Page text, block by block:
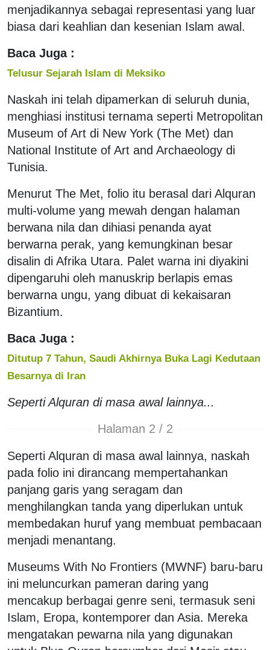
menjadikannya sebagai representasi yang luar
biasa dari keahlian dan kesenian Islam awal.
Baca Juga :
Telusur Sejarah Islam di Meksiko
Naskah ini telah dipamerkan di seluruh dunia,
menghiasi institusi ternama seperti Metropolitan
Museum of Art di New York (The Met) dan
National Institute of Art and Archaeology di
Tunisia.
Menurut The Met, folio itu berasal dari Alquran
multi-volume yang mewah dengan halaman
berwana nila dan dihiasi penanda ayat
berwarna perak, yang kemungkinan besar
disalin di Afrika Utara. Palet warna ini diyakini
dipengaruhi oleh manuskrip berlapis emas
berwarna ungu, yang dibuat di kekaisaran
Bizantium.
Baca Juga :
Ditutup 7 Tahun, Saudi Akhirnya Buka Lagi Kedutaan
Besarnya di Iran
Seperti Alquran di masa awal lainnya...
Halaman 2 / 2
Seperti Alquran di masa awal lainnya, naskah
pada folio ini dirancang mempertahankan
panjang garis yang seragam dan
menghilangkan tanda yang diperlukan untuk
membedakan huruf yang membuat pembacaan
menjadi menantang.
Museums With No Frontiers (MWNF) baru-baru
ini meluncurkan pameran daring yang
mencakup berbagai genre seni, termasuk seni
Islam, Eropa, kontemporer dan Asia. Mereka
mengatakan pewarna nila yang digunakan